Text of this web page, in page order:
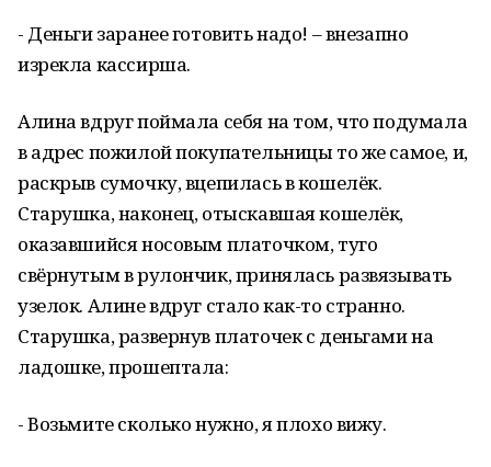
- Деньги заранее готовить надо! – внезапно
изрекла кассирша.
Алина вдруг поймала себя на том, что подумала
в адрес пожилой покупательницы то же самое, и,
раскрыв сумочку, вцепилась в кошелёк.
Старушка, наконец, отыскавшая кошелёк,
оказавшийся носовым платочком, туго
свёрнутым в рулончик, принялась развязывать
узелок. Алине вдруг стало как-то странно.
Старушка, развернув платочек с деньгами на
ладошке, прошептала:
- Возьмите сколько нужно, я плохо вижу.